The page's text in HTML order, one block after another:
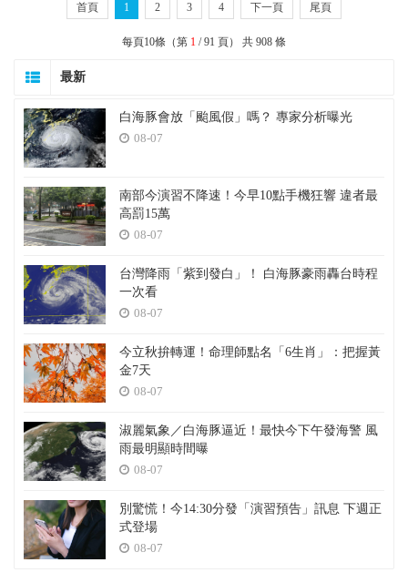
首頁 1 2 3 4 下一頁 尾頁
每頁10條（第 1 / 91 頁） 共 908 條
最新
白海豚會放「颱風假」嗎？ 專家分析曝光
08-07
南部今演習不降速！今早10點手機狂響 違者最
高罰15萬
08-07
台灣降雨「紫到發白」！ 白海豚豪雨轟台時程
一次看
08-07
今立秋拚轉運！命理師點名「6生肖」：把握黃
金7天
08-07
淑麗氣象／白海豚逼近！最快今下午發海警 風
雨最明顯時間曝
08-07
別驚慌！今14:30分發「演習預告」訊息 下週正
式登場
08-07